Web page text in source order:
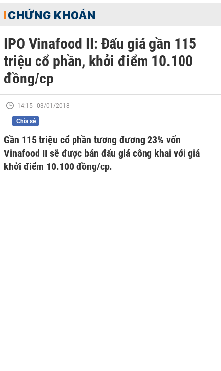
CHỨNG KHOÁN
IPO Vinafood II: Đấu giá gần 115
triệu cổ phần, khởi điểm 10.100
đồng/cp
14:15 | 03/01/2018
Chia sẻ
Gần 115 triệu cổ phần tương đương 23% vốn
Vinafood II sẽ được bán đấu giá công khai với giá
khởi điểm 10.100 đồng/cp.